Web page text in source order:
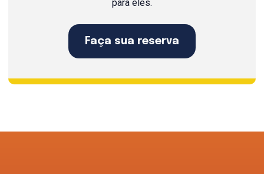
para eles.
Faça sua reserva